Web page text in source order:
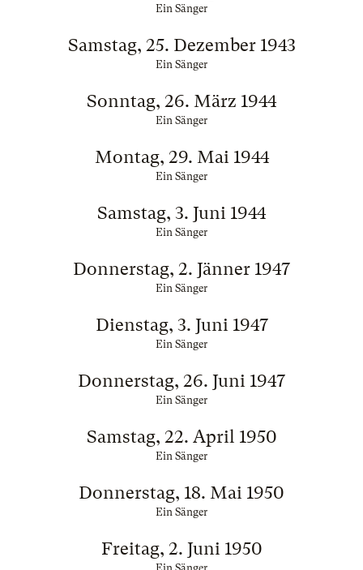
Ein Sänger
Samstag, 25. Dezember 1943
Ein Sänger
Sonntag, 26. März 1944
Ein Sänger
Montag, 29. Mai 1944
Ein Sänger
Samstag, 3. Juni 1944
Ein Sänger
Donnerstag, 2. Jänner 1947
Ein Sänger
Dienstag, 3. Juni 1947
Ein Sänger
Donnerstag, 26. Juni 1947
Ein Sänger
Samstag, 22. April 1950
Ein Sänger
Donnerstag, 18. Mai 1950
Ein Sänger
Freitag, 2. Juni 1950